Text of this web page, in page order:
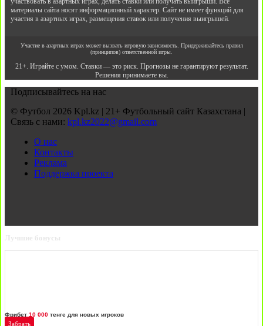
материалы сайта носят информационный характер. Сайт не имеет функций для
участия в азартных играх, размещения ставок или получения выигрышей.
Участие в азартных играх может вызвать игровую зависимость. Придерживайтесь правил
(принципов) ответственной игры.
21+. Играйте с умом. Ставки — это риск. Прогнозы не гарантируют результат.
Решения принимаете вы.
Подписывайтесь на нас
© Футбол 2026 Kpl.kz | 21+ Футбольный сайт Казахстана |
Связь с нами: kpl.kz2022@gmail.com
О нас
Контакты
Реклама
Поддержка проекта
Лучшие бонусы
Фрибет 10 000 тенге для новых игроков
Забрать